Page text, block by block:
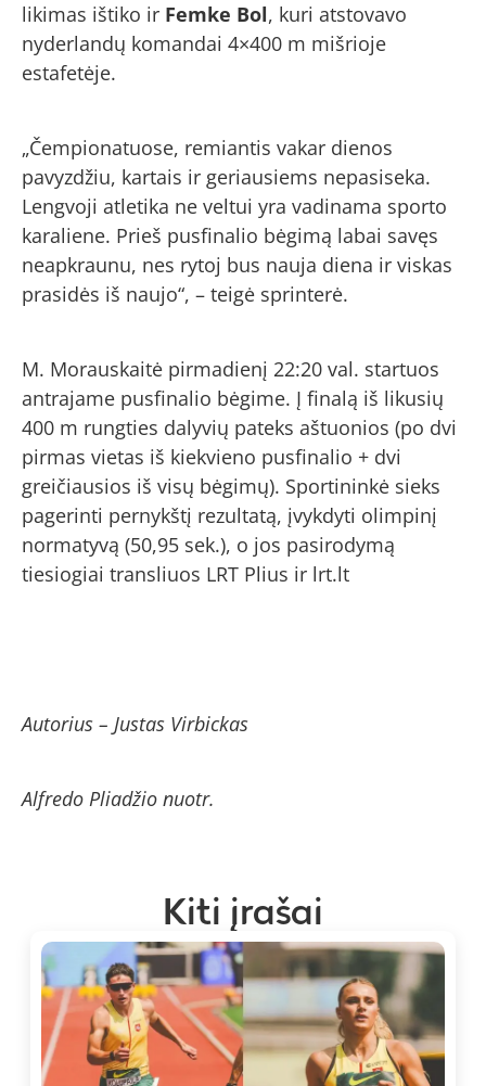
likimas ištiko ir Femke Bol, kuri atstovavo
nyderlandų komandai 4×400 m mišrioje
estafetėje.
„Čempionatuose, remiantis vakar dienos
pavyzdžiu, kartais ir geriausiems nepasiseka.
Lengvoji atletika ne veltui yra vadinama sporto
karaliene. Prieš pusfinalio bėgimą labai savęs
neapkraunu, nes rytoj bus nauja diena ir viskas
prasidės iš naujo“, – teigė sprinterė.
M. Morauskaitė pirmadienį 22:20 val. startuos
antrajame pusfinalio bėgime. Į finalą iš likusių
400 m rungties dalyvių pateks aštuonios (po dvi
pirmas vietas iš kiekvieno pusfinalio + dvi
greičiausios iš visų bėgimų). Sportininkė sieks
pagerinti pernykštį rezultatą, įvykdyti olimpinį
normatyvą (50,95 sek.), o jos pasirodymą
tiesiogiai transliuos LRT Plius ir lrt.lt
Autorius – Justas Virbickas
Alfredo Pliadžio nuotr.
Kiti įrašai